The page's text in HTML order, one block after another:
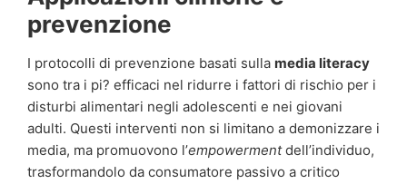
prevenzione
I protocolli di prevenzione basati sulla media literacy
sono tra i pi? efficaci nel ridurre i fattori di rischio per i
disturbi alimentari negli adolescenti e nei giovani
adulti. Questi interventi non si limitano a demonizzare i
media, ma promuovono l’empowermentdell’individuo,
trasformandolo da consumatore passivo a critico